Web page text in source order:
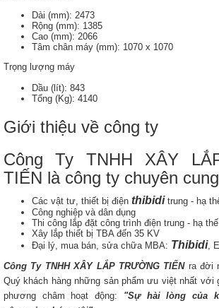
Dài (mm): 2473
Rộng (mm): 1385
Cao (mm): 2066
Tâm chân máy (mm): 1070 x 1070
Trọng lượng máy
Dầu (lít): 843
Tổng (Kg): 4140
Giới thiệu về công ty
Công Ty TNHH XÂY
TIẾN là công ty chuyên
Các vật tư, thiết bị điện thibiditrung - hạ
Công nghiệp và dân dụng
Thi công lắp đặt công trình điện trung - hạ thế
Xây lắp thiết bị TBA đến 35 KV
Đại lý, mua bán, sửa chữa MBA: Thibidi,
Công Ty TNHH XÂY LẮP TRƯỜNG TIẾNra đời
Quý khách hàng những sản phẩm ưu việt nhất với
phương châm hoạt động: "Sự hài lòng của